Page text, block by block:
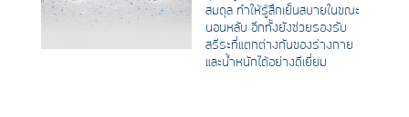
สมดุล ทำให้รู้สึกเย็นสบายในขณะ
นอนหลับ อีกทั้งยังช่วยรองรับ
สรีระที่แตกต่างกันของร่างกาย
และน้ำหนักได้อย่างดีเยี่ยม